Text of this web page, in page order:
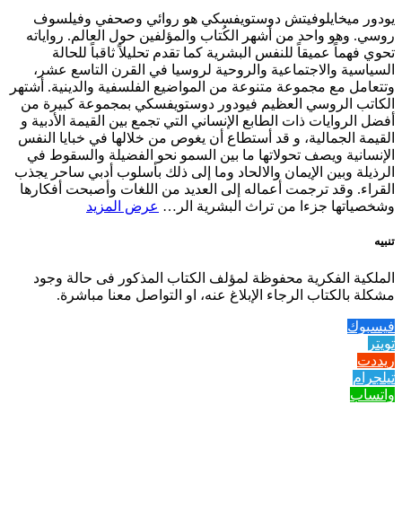
يودور ميخايلوفيتش دوستويفسكي هو روائي وصحفي وفيلسوف
روسي. وهو واحد من أشهر الكُتاب والمؤلفين حول العالم. رواياته
تحوي فهماً عميقاً للنفس البشرية كما تقدم تحليلاً ثاقباً للحالة
السياسية والاجتماعية والروحية لروسيا في القرن التاسع عشر،
وتتعامل مع مجموعة متنوعة من المواضيع الفلسفية والدينية. أشتهر
الكاتب الروسي العظيم فيودور دوستويفسكي بمجموعة كبيرة من
أفضل الروايات ذات الطابع الإنساني التي تجمع بين القيمة الأدبية و
القيمة الجمالية، و قد أستطاع أن يغوص من خلالها في خبايا النفس
الإنسانية ويصف تحولاتها ما بين السمو نحو الفضيلة والسقوط في
الرذيلة وبين الإيمان والالحاد وما إلى ذلك بأسلوب أدبي ساحر يجذب
القراء. وقد ترجمت أعماله إلى العديد من اللغات وأصبحت أفكارها
وشخصياتها جزءا من تراث البشرية الر… عرض المزيد
تنبيه
الملكية الفكرية محفوظة لمؤلف الكتاب المذكور فى حالة وجود
مشكلة بالكتاب الرجاء الإبلاغ عنه، او التواصل معنا مباشرة.
فيسبوك
تويتر
ريددت
تيلجرام
واتساب